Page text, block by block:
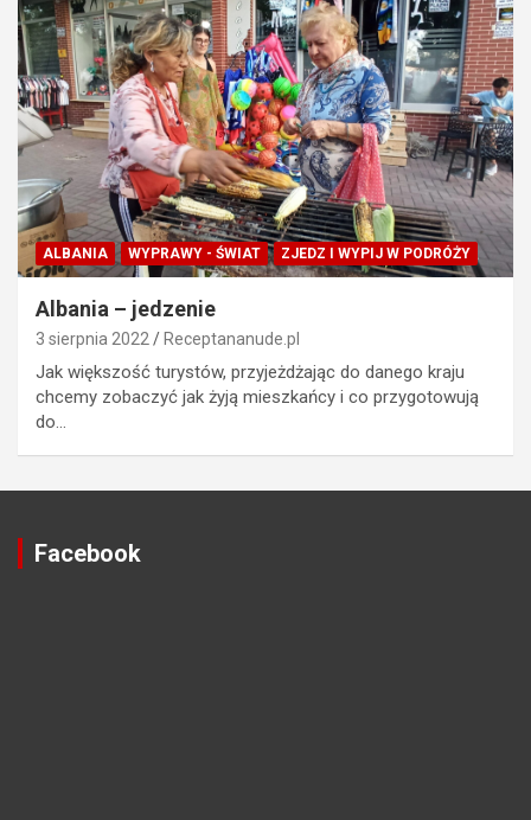
ALBANIA WYPRAWY - ŚWIAT ZJEDZ I WYPIJ W PODRÓŻY
Albania – jedzenie
3 sierpnia 2022 Receptananude.pl
Jak większość turystów, przyjeżdżając do danego kraju
chcemy zobaczyć jak żyją mieszkańcy i co przygotowują
do…
Facebook